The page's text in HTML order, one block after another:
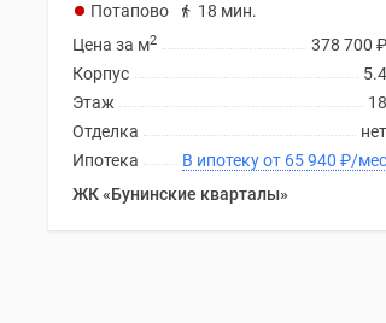
Потапово
18 мин.
378 700 ₽
Цена за м2
5.4
Корпус
18
Этаж
нет
Отделка
В ипотеку от 65 940 ₽/мес
Ипотека
ЖК «Бунинские кварталы»